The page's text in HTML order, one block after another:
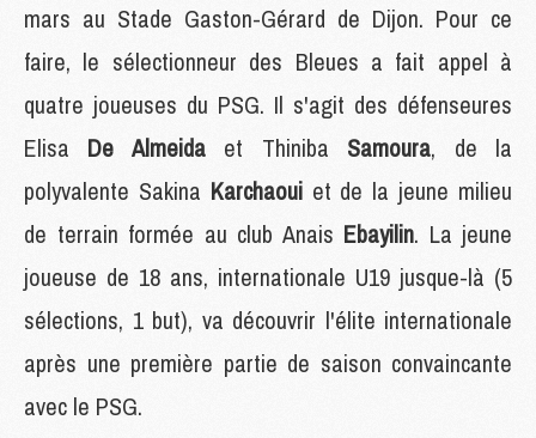
mars au Stade Gaston-Gérard de Dijon. Pour ce
faire, le sélectionneur des Bleues a fait appel à
quatre joueuses du PSG. Il s'agit des défenseures
Elisa De Almeidaet Thiniba Samoura, de la
polyvalente Sakina Karchaoui et de la jeune milieu
de terrain formée au club Anais Ebayilin. La jeune
joueuse de 18 ans, internationale U19 jusque-là (5
sélections, 1 but), va découvrir l'élite internationale
après une première partie de saison convaincante
avec le PSG.